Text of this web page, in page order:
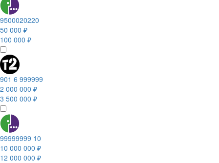
9500020220
50 000 ₽
100 000 ₽
901 6 999999
2 000 000 ₽
3 500 000 ₽
99999999 10
10 000 000 ₽
12 000 000 ₽